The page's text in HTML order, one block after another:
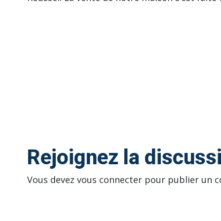
Rejoignez la
Vous devez vous connecter pour publier un